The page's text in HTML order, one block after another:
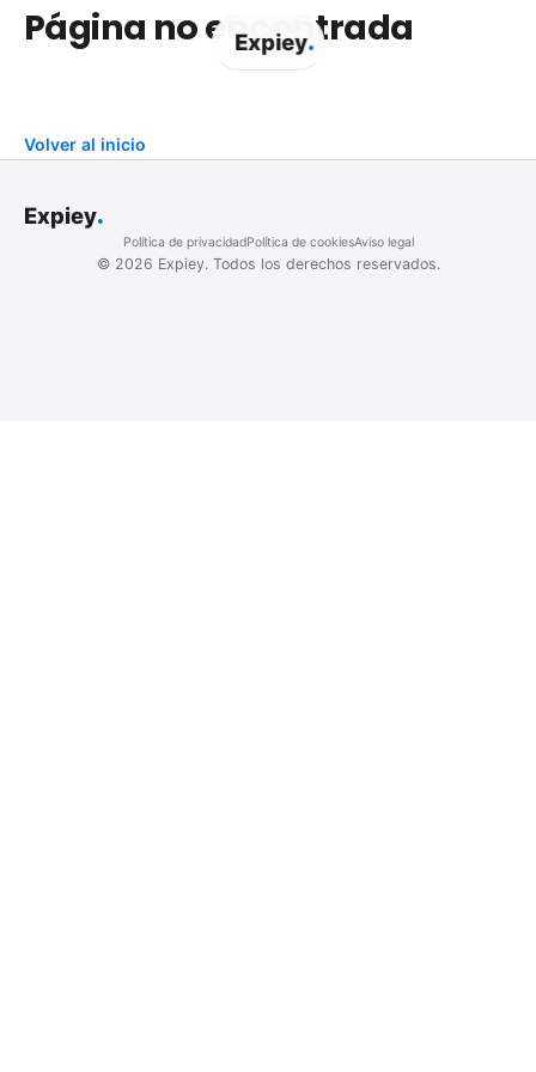
Expiey.
Página no encontrada
Volver al inicio
Expiey.
Política de privacidadPolítica de cookiesAviso legal
© 2026 Expiey. Todos los derechos reservados.